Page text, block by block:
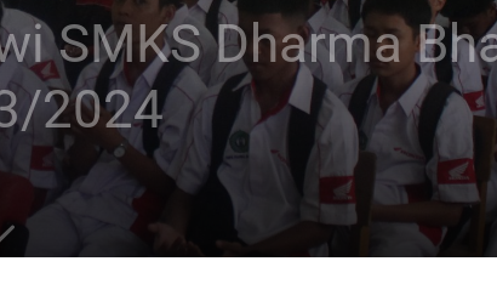
SMKS Dharma
2024